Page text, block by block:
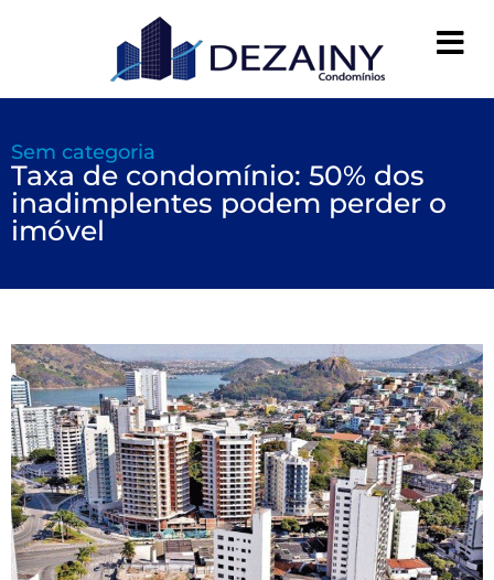
Sem categoria
Taxa de condomínio: 50% dos
inadimplentes podem perder o
imóvel